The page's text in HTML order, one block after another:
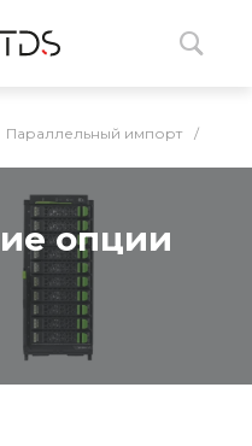
Параллельный импорт /
опции